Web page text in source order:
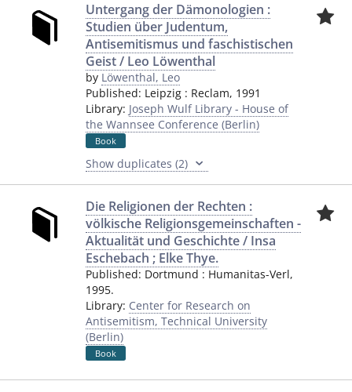
Untergang der Dämonologien :
Studien über Judentum,
Antisemitismus und faschistischen
Geist / Leo Löwenthal
by Löwenthal, Leo
Published: Leipzig : Reclam, 1991
Library: Joseph Wulf Library - House of
the Wannsee Conference (Berlin)
Book
Show duplicates (2)
Die Religionen der Rechten :
völkische Religionsgemeinschaften -
Aktualität und Geschichte / Insa
Eschebach ; Elke Thye.
Published: Dortmund : Humanitas-Verl,
1995.
Library: Center for Research on
Antisemitism, Technical University
(Berlin)
Book